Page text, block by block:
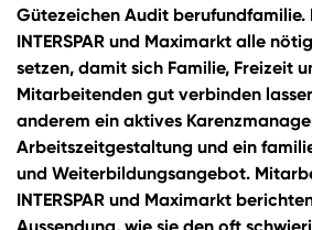
Gütezeichen Audit berufundfamilie.
INTERSPAR und Maximarkt alle
setzen, damit sich Familie, Freizeit
Mitarbeitenden gut verbinden
anderem ein aktives
Arbeitszeitgestaltung und ein
und Weiterbildungsangebot.
INTERSPAR und Maximarkt